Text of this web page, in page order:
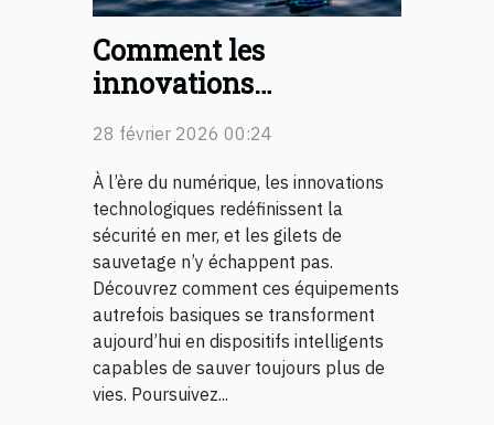
Comment les
innovations
technologiques
transforment-elles les
gilets de sauvetage ?
28 février 2026 00:24
À l’ère du numérique, les innovations
technologiques redéfinissent la
sécurité en mer, et les gilets de
sauvetage n’y échappent pas.
Découvrez comment ces équipements
autrefois basiques se transforment
aujourd’hui en dispositifs intelligents
capables de sauver toujours plus de
vies. Poursuivez...